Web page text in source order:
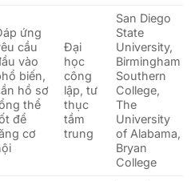
ứng
cầu
vào
biến,
hồ sơ
thể
để
cơ
Đại
học
công
lập, tư
thục
tầm
trung
San Diego
State
University,
Birmingham
Southern
College,
The
University
of Alabama,
Bryan
College